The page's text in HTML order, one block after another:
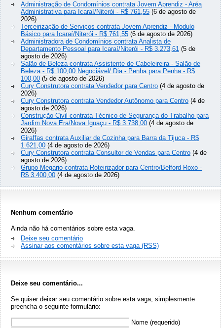
Administração de Condomínios contrata Jovem Aprendiz - Aréa
Administrativa para Icaraí/Niterói - R$ 761,55 (6 de agosto de
2026)
Terceirização de Serviços contrata Jovem Aprendiz - Modulo
Básico para Icaraí/Niterói - R$ 761,55 (6 de agosto de 2026)
Administradora de Condomínios contrata Analista de
Departamento Pessoal para Icaraí/Niterói - R$ 3.273,61 (5 de
agosto de 2026)
Salão de Beleza contrata Assistente de Cabeleireira - Salão de
Beleza - R$ 100,00 Negociável/ Dia - Penha para Penha - R$
100,00 (5 de agosto de 2026)
Cury Construtora contrata Vendedor para Centro (4 de agosto de
2026)
Cury Construtora contrata Vendedor Autônomo para Centro (4 de
agosto de 2026)
Construção Civil contrata Técnico de Segurança do Trabalho para
Jardim Nova Era/Nova Iguaçu - R$ 3.738,00 (4 de agosto de
2026)
Giraffas contrata Auxiliar de Cozinha para Barra da Tijuca - R$
1.621,00 (4 de agosto de 2026)
Cury Construtora contrata Consultor de Vendas para Centro (4 de
agosto de 2026)
Grupo Megario contrata Roteirizador para Centro/Belford Roxo -
R$ 3.400,00 (4 de agosto de 2026)
Nenhum comentário
Ainda não há comentários sobre esta vaga.
Deixe seu comentário
Assinar aos comentários sobre esta vaga (RSS)
Deixe seu comentário...
Se quiser deixar seu comentário sobre esta vaga, simplesmente
preencha o seguinte formulário:
Nome (requerido)